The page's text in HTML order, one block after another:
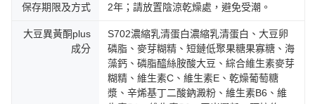
保存期限及方式 2年；請放置陰涼乾燥處，避免受潮。
大豆異黃酮plus
成分
S702濃縮乳清蛋白濃縮乳清蛋白、大豆卵
磷脂、麥芽糊精、短鏈低聚果糖果寡糖、海
藻鈣、磷脂醯絲胺酸大豆、綜合維生素麥芽
糊精、維生素C、維生素E、乾燥葡萄糖
漿、辛烯基丁二酸鈉澱粉、維生素B6、維